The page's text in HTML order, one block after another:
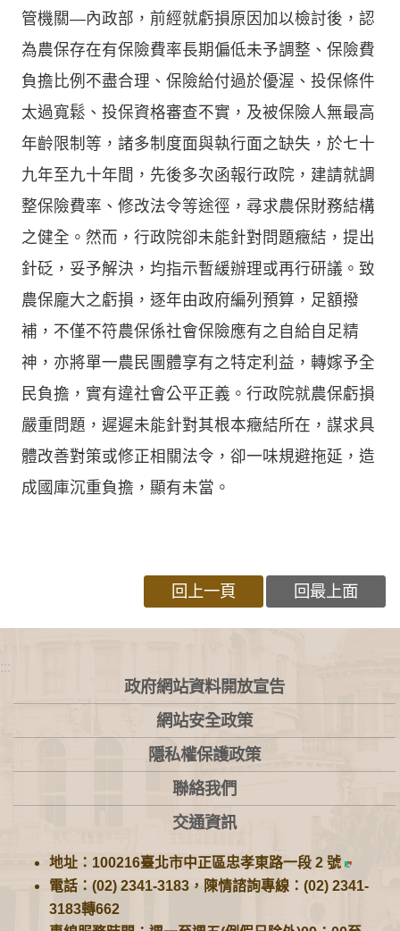
管機關—內政部，前經就虧損原因加以檢討後，認
為農保存在有保險費率長期偏低未予調整、保險費
負擔比例不盡合理、保險給付過於優渥、投保條件
太過寬鬆、投保資格審查不實，及被保險人無最高
年齡限制等，諸多制度面與執行面之缺失，於七十
九年至九十年間，先後多次函報行政院，建請就調
整保險費率、修改法令等途徑，尋求農保財務結構
之健全。然而，行政院卻未能針對問題癥結，提出
針砭，妥予解決，均指示暫緩辦理或再行研議。致
農保龐大之虧損，逐年由政府編列預算，足額撥
補，不僅不符農保係社會保險應有之自給自足精
神，亦將單一農民團體享有之特定利益，轉嫁予全
民負擔，實有違社會公平正義。行政院就農保虧損
嚴重問題，遲遲未能針對其根本癥結所在，謀求具
體改善對策或修正相關法令，卻一味規避拖延，造
成國庫沉重負擔，顯有未當。
回上一頁 回最上面
:::
政府網站資料開放宣告
網站安全政策
隱私權保護政策
聯絡我們
交通資訊
地址：100216臺北市中正區忠孝東路一段 2 號
電話：(02) 2341-3183，陳情諮詢專線：(02) 2341-
3183轉662